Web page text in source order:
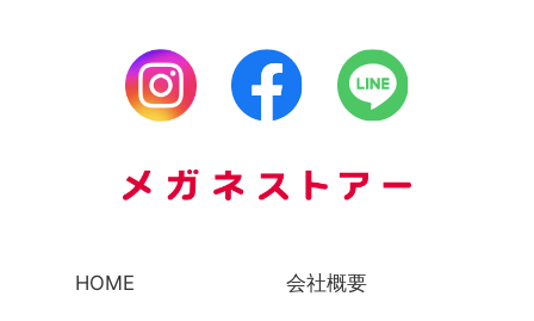
HOME 会社概要